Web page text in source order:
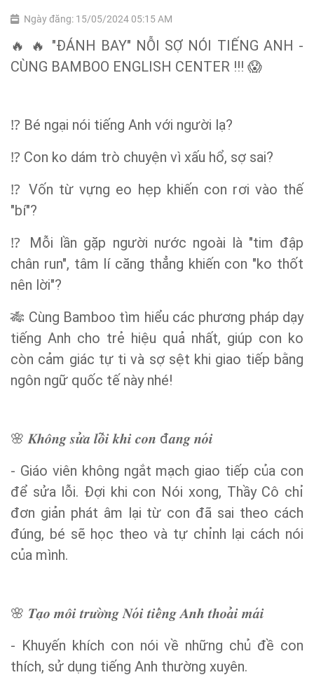
Ngày đăng: 15/05/2024 05:15 AM
🔥 🔥
"ĐÁNH BAY" NỖI SỢ NÓI TIẾNG ANH -
CÙNG BAMBOO ENGLISH CENTER !!! 😱
⁉ Bé ngại nói tiếng Anh với người lạ?
⁉ Con ko dám trò chuyện vì xấu hổ, sợ sai?
⁉ Vốn từvựng eo hẹp khiến con rơi vào thế
"bí"?
⁉ Mỗi lần gặp người nước ngoài là"tim đập
chân run", tâm lícăng thẳng khiến con "ko thốt
nên lời"?
🎋 Cùng Bamboo tìm hiểu các phương pháp dạy
tiếng Anh cho trẻ hiệu quả nhất, giúp con ko
còn cảm giác tự ti và sợ sệt khi giao tiếp bằng
ngôn ngữ quốc tế này nhé!
🌸 𝑲𝒉𝒐̂𝒏𝒈 𝒔𝒖̛𝒂 𝒍𝒐̂𝒊 𝒌𝒉𝒊 𝒄𝒐𝒏 đ𝒂𝒏𝒈 𝒏𝒐𝒊
- Giáo viên không ngắt mạch giao tiếp của con
để sửa lỗi. Đợi khi con Nói xong, Thầy Cô chỉ
đơn giản phát âm lại từ con đã sai theo cách
đúng, bé sẽ học theo và tự chỉnh lại cách nói
của mình.
🌸 𝑻𝒂𝒐 𝒎𝒐̂𝒊 𝒕𝒓𝒖̛𝒐̛𝒏𝒈 𝑵𝒐𝒊 𝒕𝒊𝒆̂𝒏𝒈 𝑨𝒏𝒉 𝒕𝒉𝒐𝒂𝒊 𝒎𝒂𝒊
- Khuyến khích con nói về những chủ đề con
thích, sử dụng tiếng Anh thường xuyên.